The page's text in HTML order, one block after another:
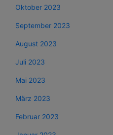
Oktober 2023
September 2023
August 2023
Juli 2023
Mai 2023
März 2023
Februar 2023